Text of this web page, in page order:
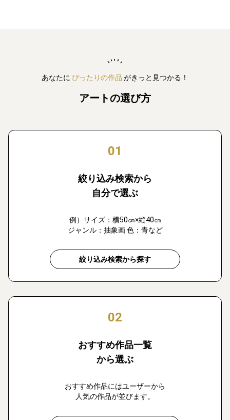
あなたに ぴったりの作品 がきっと見つかる！
アートの選び方
01
絞り込み検索から
自分で選ぶ
例）サイズ：横50㎝×縦40㎝
ジャンル：抽象画 色：青など
絞り込み検索から探す
02
おすすめ作品一覧
から選ぶ
おすすめ作品にはユーザーから
人気の作品が並びます。